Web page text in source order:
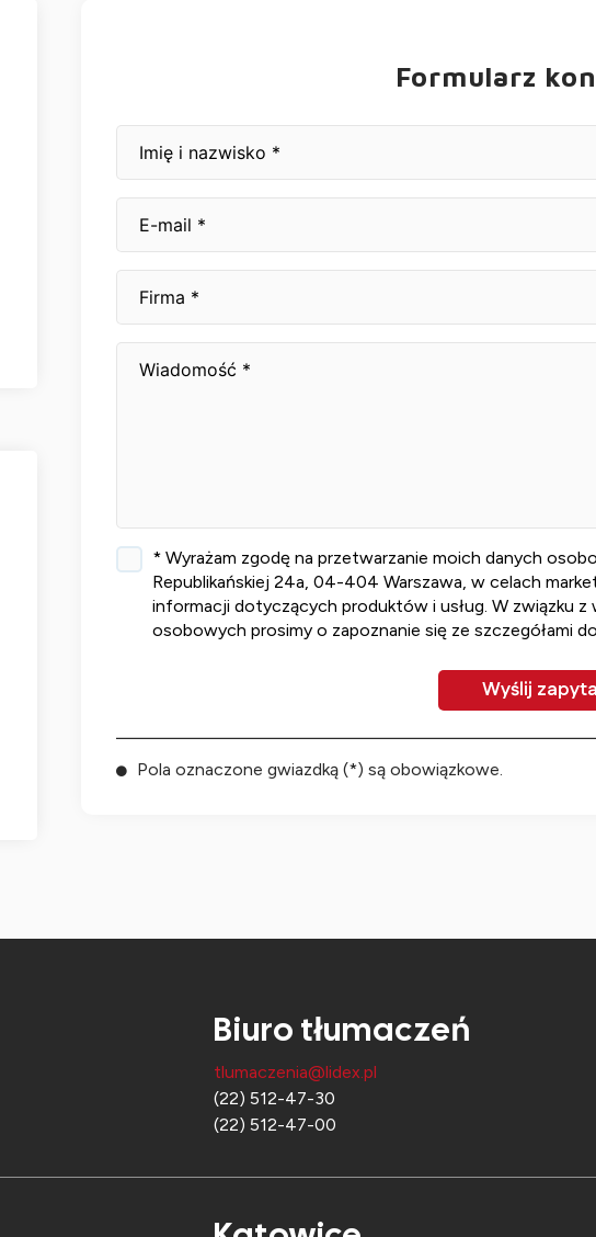
Formularz
* Wyrażam zgodę na przetwarzanie moich danych
Republikańskiej 24a, 04-404 Warszawa, w celach
informacji dotyczących produktów i usług. W związku
osobowych prosimy o zapoznanie się ze szczegółami
Pola oznaczone gwiazdką (*) są obowiązkowe.
Biuro tłumaczeń
tlumaczenia@lidex.pl
(22) 512-47-30
(22) 512-47-00